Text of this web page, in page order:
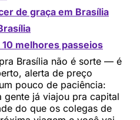
de graça em Brasília
melhores passeios
Brasília não é sorte — é
alerta de preço
pouco de paciência:
gente já viajou pra capital
do que os colegas de